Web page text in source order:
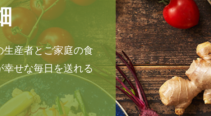
産者とご家庭の食
せな毎日を送れる